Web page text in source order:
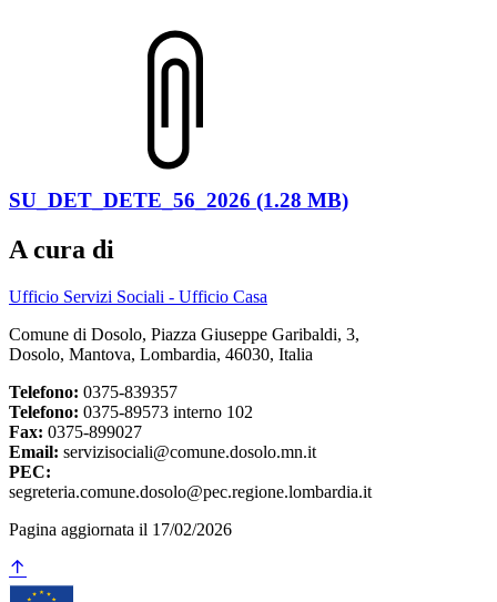
SU_DET_DETE_56_2026 (1.28 MB)
A cura di
Ufficio Servizi Sociali - Ufficio Casa
Comune di Dosolo, Piazza Giuseppe Garibaldi, 3,
Dosolo, Mantova, Lombardia, 46030, Italia
Telefono: 0375-839357
Telefono: 0375-89573 interno 102
Fax: 0375-899027
Email: servizisociali@comune.dosolo.mn.it
PEC:
segreteria.comune.dosolo@pec.regione.lombardia.it
Pagina aggiornata il 17/02/2026